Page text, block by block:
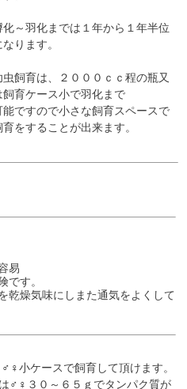
化～羽化までは１年から１年半位
なります。
虫飼育は、２０００ｃｃ程の瓶又
飼育ケース小で羽化まで
能ですので小さな飼育スペースで
育をすることが出来ます。
易
です。
燥気味にしまた通気をよくして
♂♀小ケースで飼育して頂けます。
♂♀３０～６５ｇでタンパク質が